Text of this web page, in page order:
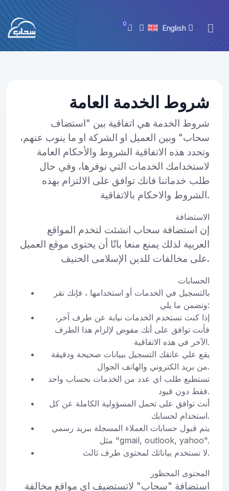
0 English
شروط الخدمة العامة
شروط الخدمة هي اتفاقية بين "استضاف
سحاب" وبين العميل او الشركة او ما ينوب عنهم،
وتحدد هذه الاتفاقية الشروط والأحكام العامة
لاستخدامك الخدمات التي نوفرها، وفي حال
طلب خدماتنا فانك توافق على الالتزام بهذه
الشروط والاحكام بالاتفاقية.
الاستضافة
إن استضافة سحاب انشئت لتخدم المواقع
العربية لذلك يمنع منعا باتًا أن يحتوى موقع العميل
على مخالفات للدين الإسلامى الحنيف.
الحسابات
بالتسجيل في الخدمات أو استخدامها ، فإنك تقر
وتضمن ما يلي:
إذا كنت تستخدم الخدمات نيابة عن طرف آخر،
فأنت توافق على أنك مفوض لإلزام هذا الطرف
الآخر في هذه الاتفاقية.
يقع علي عاتقك التسجيل ببيانات صحيحة ودقيقة
من بريد الكتروني والهاتف الجوال.
تستطيع طلب اي عدد من الخدمات بحساب واحد
فقط دون قيود.
أنت توافق على تحمل المسؤولية الكاملة عن كل
استخدام لحسابك.
يتم قبول حسابات العملاء المسجلة ببريد رسمي
مثل "gmail, outlook, yahoo".
لا نستخدم بياناتك لمحتوى طرف ثالث.
المحتوى المحظور
استضافة "سحاب" لاتستضيف اي مواقع مخالفة